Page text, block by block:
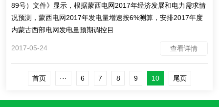
89号）文件》显示，根据蒙西电网2017年经济发展和电力需求情
况预测，蒙西电网2017年发电量增速按6%测算，安排2017年度
内蒙古西部电网发电量预期调控目...
2017-05-24 查看详情
首页 ··· 6 7 8 9 10 尾页